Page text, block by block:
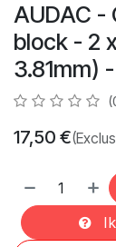
AUDAC -
block - 2
3.81mm)
17,50 €